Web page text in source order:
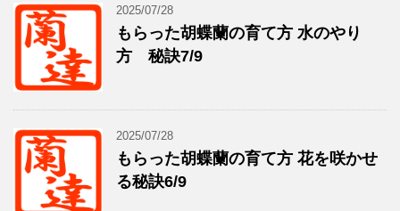
2025/07/28
もらった胡蝶蘭の育て方 水のやり
方 秘訣7/9
2025/07/28
もらった胡蝶蘭の育て方 花を咲かせ
る秘訣6/9